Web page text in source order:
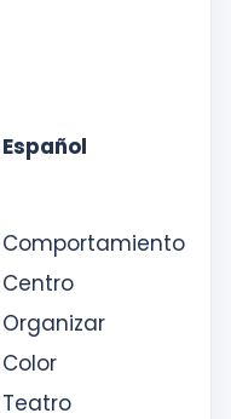
Español
Comportamiento
Centro
Organizar
Color
Teatro